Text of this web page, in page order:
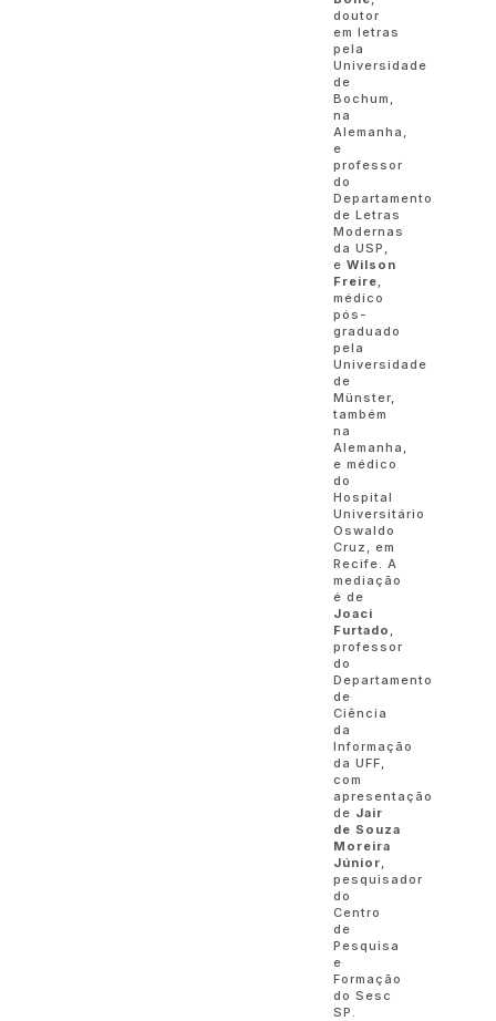
doutor
em letras
pela
Universidade
de
Bochum,
na
Alemanha,
e
professor
do
Departamento
de Letras
Modernas
da USP,
e Wilson
Freire
médico
pós-
graduado
pela
Universidade
de
Münster,
também
na
Alemanha,
e médico
do
Hospital
Universitário
Oswaldo
Cruz, em
Recife. A
mediação
é de
Joaci
Furtado
professor
do
Departamento
de
Ciência
da
Informação
da UFF,
com
apresentação
de Jair
de Souza
Moreira
Júnior
pesquisador
do
Centro
de
Pesquisa
e
Formação
do Sesc
SP.